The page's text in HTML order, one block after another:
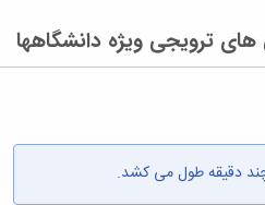
های ترویجی ویژه دانشگاهها
دقیقه طول می کشد.